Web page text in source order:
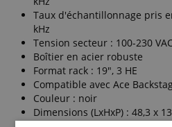
Taux d'échantillonnage pris
kHz
Tension secteur : 100-230
Boîtier en acier robuste
Format rack : 19", 3 HE
Compatible avec Ace
Couleur : noir
Dimensions (LxHxP) : 48,3 x